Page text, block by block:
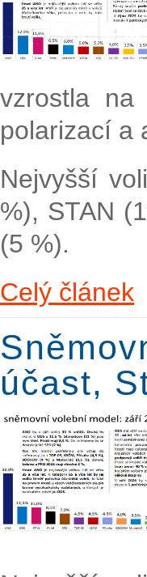
vzrostla
polarizací a
Nejvyšší
%), STAN
(5 %).
Celý článek
účast,